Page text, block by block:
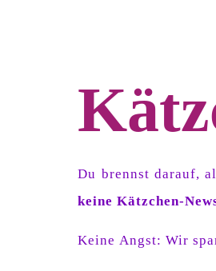
Du brennst darauf,
keine Kätzchen-
Keine Angst: Wir